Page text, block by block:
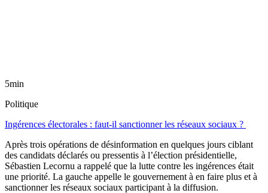
5min
Politique
Ingérences électorales : faut-il sanctionner les réseaux sociaux ?
Après trois opérations de désinformation en quelques jours ciblant
des candidats déclarés ou pressentis à l’élection présidentielle,
Sébastien Lecornu a rappelé que la lutte contre les ingérences était
une priorité. La gauche appelle le gouvernement à en faire plus et à
sanctionner les réseaux sociaux participant à la diffusion.